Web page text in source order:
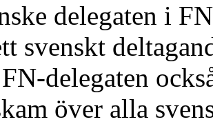
delegaten i
svenskt
delegaten
över alla